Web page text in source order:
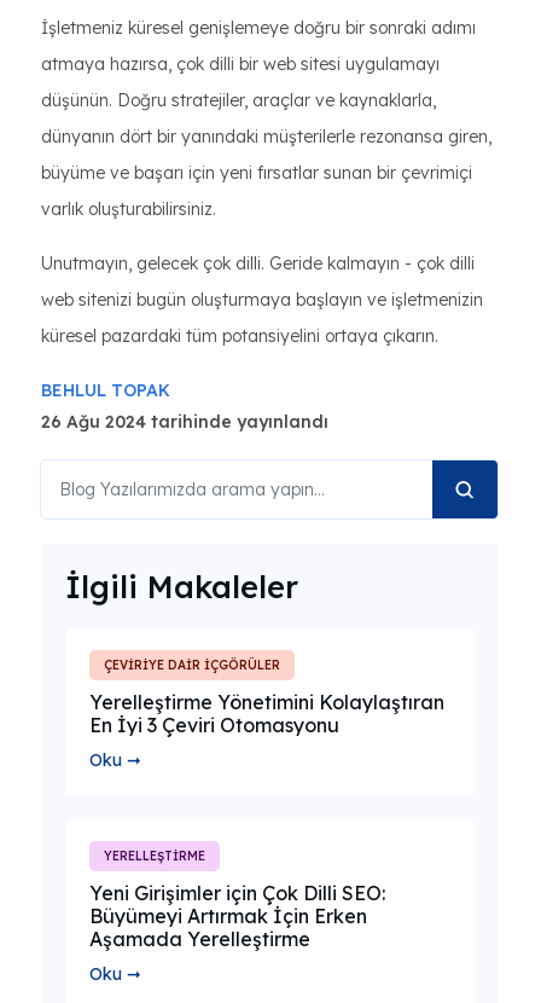
İşletmeniz küresel genişlemeye doğru bir sonraki adımı
atmaya hazırsa, çok dilli bir web sitesi uygulamayı
düşünün. Doğru stratejiler, araçlar ve kaynaklarla,
dünyanın dört bir yanındaki müşterilerle rezonansa giren,
büyüme ve başarı için yeni fırsatlar sunan bir çevrimiçi
varlık oluşturabilirsiniz.
Unutmayın, gelecek çok dilli. Geride kalmayın - çok dilli
web sitenizi bugün oluşturmaya başlayın ve işletmenizin
küresel pazardaki tüm potansiyelini ortaya çıkarın.
BEHLUL TOPAK
26 Ağu 2024 tarihinde yayınlandı
İlgili Makaleler
ÇEVİRİYE DAİR İÇGÖRÜLER
Yerelleştirme Yönetimini Kolaylaştıran
En İyi 3 Çeviri Otomasyonu
Oku ➞
YERELLEŞTİRME
Yeni Girişimler için Çok Dilli SEO:
Büyümeyi Artırmak İçin Erken
Aşamada Yerelleştirme
Oku ➞